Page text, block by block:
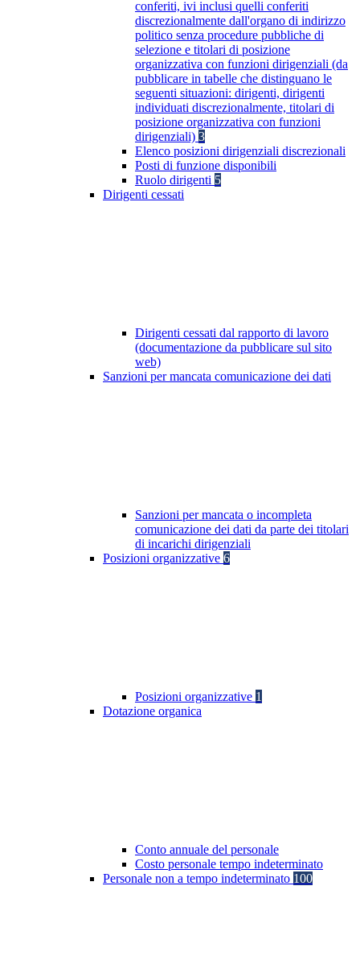
conferiti, ivi inclusi quelli conferiti
discrezionalmente dall'organo di indirizzo
politico senza procedure pubbliche di
selezione e titolari di posizione
organizzativa con funzioni dirigenziali (da
pubblicare in tabelle che distinguano le
seguenti situazioni: dirigenti, dirigenti
individuati discrezionalmente, titolari di
posizione organizzativa con funzioni
dirigenziali) 3
Elenco posizioni dirigenziali discrezionali
Posti di funzione disponibili
Ruolo dirigenti 5
Dirigenti cessati
Dirigenti cessati dal rapporto di lavoro
(documentazione da pubblicare sul sito
web)
Sanzioni per mancata comunicazione dei dati
Sanzioni per mancata o incompleta
comunicazione dei dati da parte dei titolari
di incarichi dirigenziali
Posizioni organizzative 6
Posizioni organizzative 1
Dotazione organica
Conto annuale del personale
Costo personale tempo indeterminato
Personale non a tempo indeterminato 100